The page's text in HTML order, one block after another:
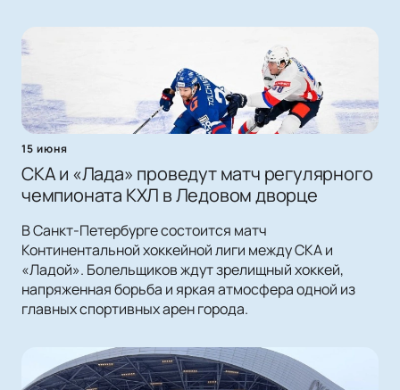
15 июня
СКА и «Лада» проведут матч регулярного
чемпионата КХЛ в Ледовом дворце
В Санкт-Петербурге состоится матч
Континентальной хоккейной лиги между СКА и
«Ладой». Болельщиков ждут зрелищный хоккей,
напряженная борьба и яркая атмосфера одной из
главных спортивных арен города.